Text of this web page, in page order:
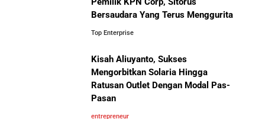
Bisnis-Bisnis dan Pendapatan
Achraf Hakimi, Bintang Sepak
Bola Asal Maroko yang
Menaklukkan Eropa
Jangan Mau Selamanya Jadi Karyawan! Saatnya
Menjadi Pengusaha dan Mengubah Hidup Anda
Panduan Lengkap Membangun Pasar Ekspor: Cara
UMKM Indonesia Menembus Pasar Global
5 Pengusaha Pribumi Tersukses Dalam Bisnis
Bersaudara Yang Terus Menggurita
Top Enterprise
Kisah Aliuyanto, Sukses
Mengorbitkan Solaria Hingga
Ratusan Outlet Dengan Modal Pas-
Pasan
entrepreneur